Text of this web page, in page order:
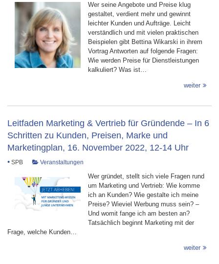
Wer seine Angebote und Preise klug
gestaltet, verdient mehr und gewinnt
leichter Kunden und Aufträge. Leicht
verständlich und mit vielen praktischen
Beispielen gibt Bettina Wikarski in ihrem
Vortrag Antworten auf folgende Fragen:
Wie werden Preise für Dienstleistungen
kalkuliert? Was ist…
weiter
Leitfaden Marketing & Vertrieb für Gründende – In 6
Schritten zu Kunden, Preisen, Marke und
Marketingplan, 16. November 2022, 12-14 Uhr
• SPB Veranstaltungen
Wer gründet, stellt sich viele Fragen rund
um Marketing und Vertrieb: Wie komme
ich an Kunden? Wie gestalte ich meine
Preise? Wieviel Werbung muss sein? –
Und womit fange ich am besten an?
Tatsächlich beginnt Marketing mit der
Frage, welche Kunden…
weiter